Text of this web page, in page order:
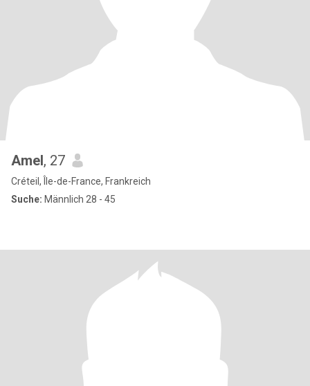
Amel, 27
Créteil, Île-de-France, Frankreich
Suche: Männlich 28 - 45